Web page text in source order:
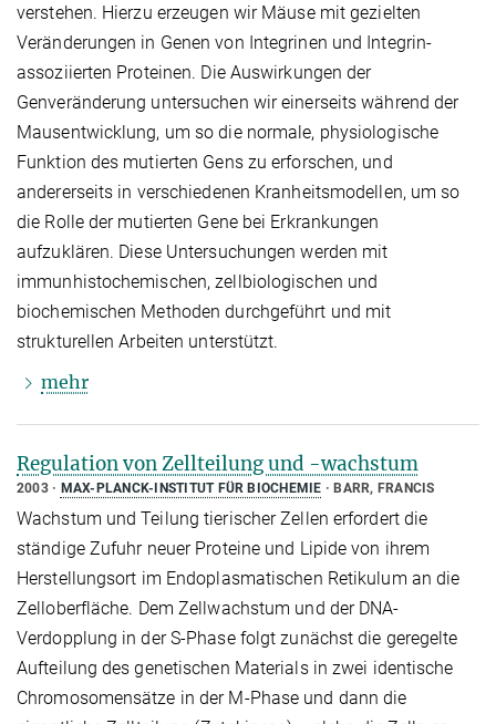
verstehen. Hierzu erzeugen wir Mäuse mit gezielten
Veränderungen in Genen von Integrinen und Integrin-
assoziierten Proteinen. Die Auswirkungen der
Genveränderung untersuchen wir einerseits während der
Mausentwicklung, um so die normale, physiologische
Funktion des mutierten Gens zu erforschen, und
andererseits in verschiedenen Kranheitsmodellen, um so
die Rolle der mutierten Gene bei Erkrankungen
aufzuklären. Diese Untersuchungen werden mit
immunhistochemischen, zellbiologischen und
biochemischen Methoden durchgeführt und mit
strukturellen Arbeiten unterstützt.
mehr
Regulation von Zellteilung und -wachstum
2003 MAX-PLANCK-INSTITUT FÜR BIOCHEMIE BARR, FRANCIS
Wachstum und Teilung tierischer Zellen erfordert die
ständige Zufuhr neuer Proteine und Lipide von ihrem
Herstellungsort im Endoplasmatischen Retikulum an die
Zelloberfläche. Dem Zellwachstum und der DNA-
Verdopplung in der S-Phase folgt zunächst die geregelte
Aufteilung des genetischen Materials in zwei identische
Chromosomensätze in der M-Phase und dann die